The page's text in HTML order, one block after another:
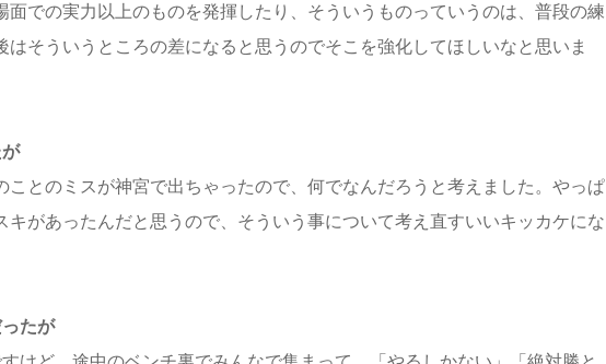
での実力以上のものを発揮したり、そういうものっていうのは、普段の練
そういうところの差になると思うのでそこを強化してほしいなと思いま
とのミスが神宮で出ちゃったので、何でなんだろうと考えました。やっぱ
キがあったんだと思うので、そういう事について考え直すいいキッカケにな
たが